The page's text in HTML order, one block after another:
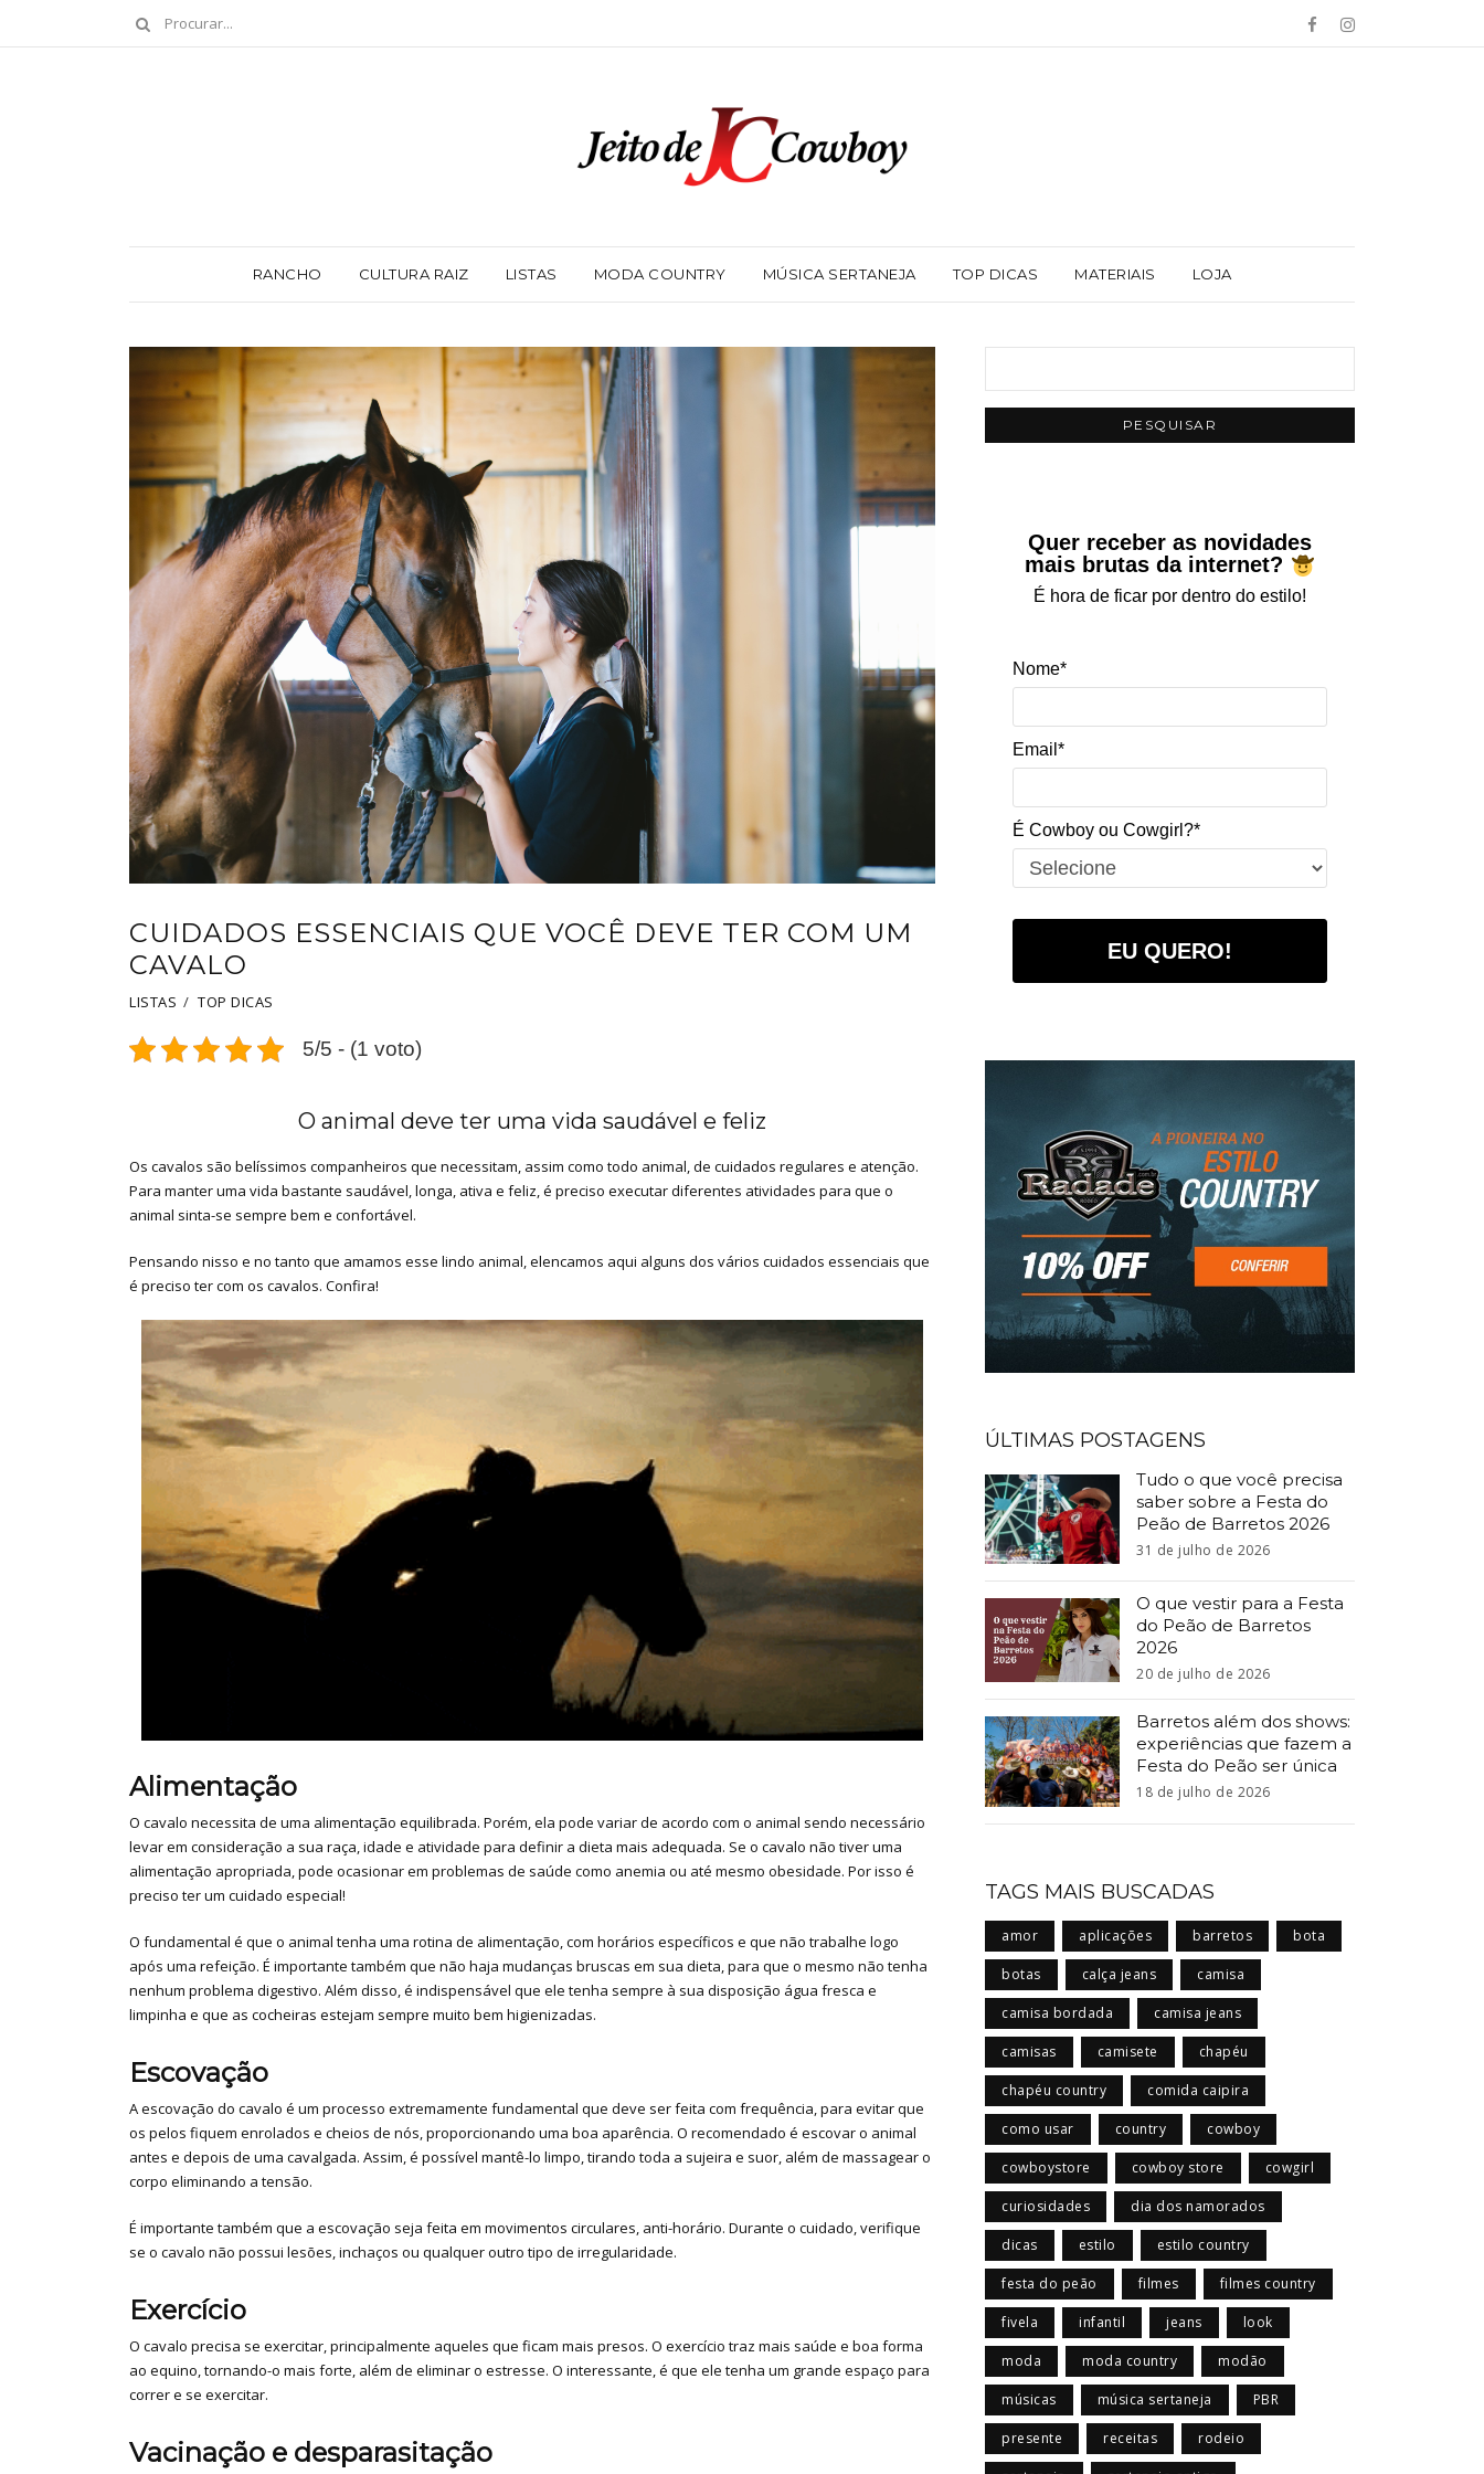
RANCHO CULTURA RAIZ LISTAS MODA COUNTRY MÚSICA SERTANEJA TOP DICAS MATERIAIS LOJA
CUIDADOS ESSENCIAIS QUE VOCÊ DEVE TER COM UM
CAVALO
LISTAS TOP DICAS
5/5 - (1 voto)
O animal deve ter uma vida saudável e feliz
Os cavalos são belíssimos companheiros que necessitam, assim como todo animal, de cuidados regulares e atenção.
Para manter uma vida bastante saudável, longa, ativa e feliz, é preciso executar diferentes atividades para que o
animal sinta-se sempre bem e confortável.
Pensando nisso e no tanto que amamos esse lindo animal, elencamos aqui alguns dos vários cuidados essenciais que
é preciso ter com os cavalos. Confira!
Alimentação
O cavalo necessita de uma alimentação equilibrada. Porém, ela pode variar de acordo com o animal sendo necessário
levar em consideração a sua raça, idade e atividade para definir a dieta mais adequada. Se o cavalo não tiver uma
alimentação apropriada, pode ocasionar em problemas de saúde como anemia ou até mesmo obesidade. Por isso é
preciso ter um cuidado especial!
O fundamental é que o animal tenha uma rotina de alimentação, com horários específicos e que não trabalhe logo
após uma refeição. É importante também que não haja mudanças bruscas em sua dieta, para que o mesmo não tenha
nenhum problema digestivo. Além disso, é indispensável que ele tenha sempre à sua disposição água fresca e
limpinha e que as cocheiras estejam sempre muito bem higienizadas.
Escovação
A escovação do cavalo é um processo extremamente fundamental que deve ser feita com frequência, para evitar que
os pelos fiquem enrolados e cheios de nós, proporcionando uma boa aparência. O recomendado é escovar o animal
antes e depois de uma cavalgada. Assim, é possível mantê-lo limpo, tirando toda a sujeira e suor, além de massagear o
corpo eliminando a tensão.
É importante também que a escovação seja feita em movimentos circulares, anti-horário. Durante o cuidado, verifique
se o cavalo não possui lesões, inchaços ou qualquer outro tipo de irregularidade.
Exercício
O cavalo precisa se exercitar, principalmente aqueles que ficam mais presos. O exercício traz mais saúde e boa forma
ao equino, tornando-o mais forte, além de eliminar o estresse. O interessante, é que ele tenha um grande espaço para
correr e se exercitar.
Vacinação e desparasitação
Quer receber as novidades
mais brutas da internet?
É hora de ficar por dentro do estilo!
Nome*
Email*
É Cowboy ou Cowgirl?*
EU QUERO!
ÚLTIMAS POSTAGENS
Tudo o que você precisa
saber sobre a Festa do
Peão de Barretos 2026
31 de julho de 2026
O que vestir para a Festa
do Peão de Barretos
2026
20 de julho de 2026
Barretos além dos shows:
experiências que fazem a
Festa do Peão ser única
18 de julho de 2026
TAGS MAIS BUSCADAS
amor aplicações barretos bota
botas calça jeans camisa
camisa bordada camisa jeans
camisas camisete chapéu
chapéu country comida caipira
como usar country cowboy
cowboystore cowboy store cowgirl
curiosidades dia dos namorados
dicas estilo estilo country
festa do peão filmes filmes country
fivela infantil jeans look
moda moda country modão
músicas música sertaneja PBR
presente receitas rodeio